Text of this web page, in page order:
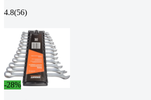
4.8(56)
-28%